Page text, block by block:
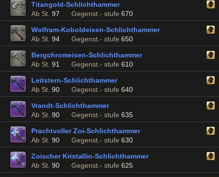
Titangold-Schlichthammer
Ab St. 97 Gegenst.- stufe 670
Wolfram-Koboldeisen-Schlichthammer
Ab St. 94 Gegenst.- stufe 650
Bergchromeisen-Schlichthammer
Ab St. 91 Gegenst.- stufe 610
Leitstern-Schlichthammer
Ab St. 90 Gegenst.- stufe 640
Vrandt-Schlichthammer
Ab St. 90 Gegenst.- stufe 635
Prachtvoller Zoi-Schlichthammer
Ab St. 90 Gegenst.- stufe 630
Zoischer Kristallin-Schlichthammer
Ab St. 90 Gegenst.- stufe 625